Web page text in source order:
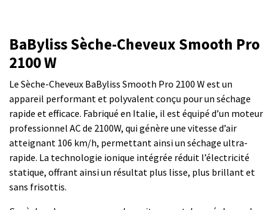
BaByliss Sèche-Cheveux Smooth Pro
2100 W
Le Sèche-Cheveux BaByliss Smooth Pro 2100 W est un
appareil performant et polyvalent conçu pour un séchage
rapide et efficace. Fabriqué en Italie, il est équipé d’un moteur
professionnel AC de 2100W, qui génère une vitesse d’air
atteignant 106 km/h, permettant ainsi un séchage ultra-
rapide. La technologie ionique intégrée réduit l’électricité
statique, offrant ainsi un résultat plus lisse, plus brillant et
sans frisottis​.